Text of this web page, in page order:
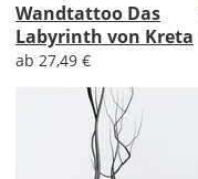
Wandtattoo Das
Labyrinth von Kreta
ab 27,49 €